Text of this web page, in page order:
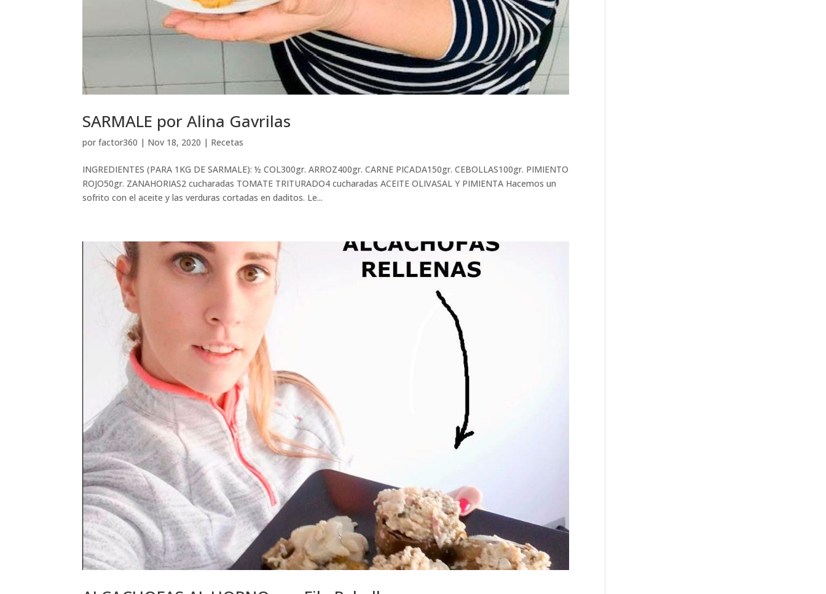
SARMALE por Alina Gavrilas
porfactor360 | Nov 18, 2020 | Recetas
INGREDIENTES (PARA 1KG DE SARMALE): ½ COL300gr. ARROZ400gr. CARNE PICADA150gr. CEBOLLAS100gr. PIMIENTO
ROJO50gr. ZANAHORIAS2 cucharadas TOMATE TRITURADO4 cucharadas ACEITE OLIVASAL Y PIMIENTA Hacemos un
sofrito con el aceite y las verduras cortadas en daditos. Le...